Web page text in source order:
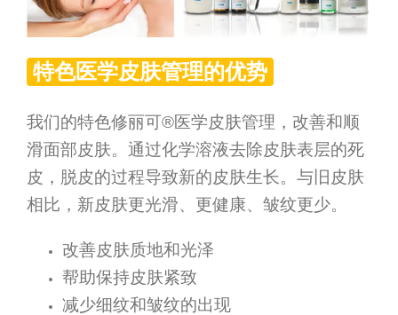
特色医学皮肤管理的优势
我们的特色修丽可®医学皮肤管理，改善和顺
滑面部皮肤。通过化学溶液去除皮肤表层的死
皮，脱皮的过程导致新的皮肤生长。与旧皮肤
相比，新皮肤更光滑、更健康、皱纹更少。
改善皮肤质地和光泽
帮助保持皮肤紧致
减少细纹和皱纹的出现